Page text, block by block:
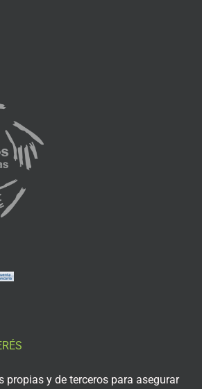
propias y de terceros para asegurar